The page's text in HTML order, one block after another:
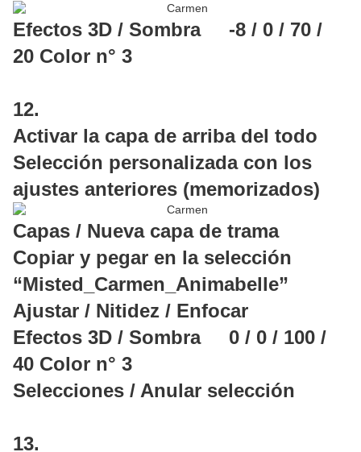
Efectos 3D / Sombra -8 / 0 / 70 /
20 Color n° 3
12.
Activar la capa de arriba del todo
Selección personalizada con los
ajustes anteriores (memorizados)
Capas / Nueva capa de trama
Copiar y pegar en la selección
“Misted_Carmen_Animabelle”
Ajustar / Nitidez / Enfocar
Efectos 3D / Sombra 0 / 0 / 100 /
40 Color n° 3
Selecciones / Anular selección
13.